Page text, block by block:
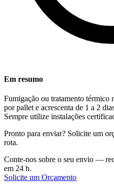
Em resumo
Fumigação ou tratamento térmico
por pallet e acrescenta de 1 a 2
Sempre utilize instalações
Pronto para enviar? Solicite um
rota.
Conte-nos sobre o seu envio —
em 24 h.
Solicite um Orçamento